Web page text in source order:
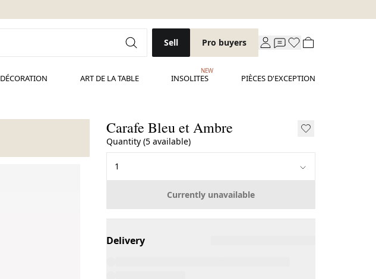
Sell Pro buyers
DÉCORATION ART DE LA TABLE INSOLITES
NEW
PIÈCES D'EXCEPTION
Carafe Bleu et Ambre
Quantity (5 available)
Currently unavailable
Delivery